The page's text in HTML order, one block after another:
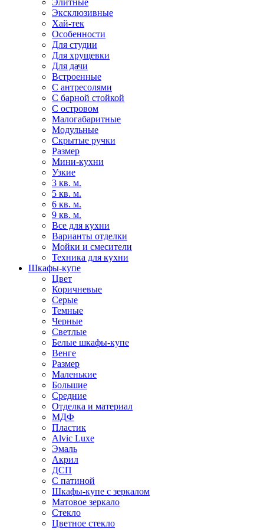
Элитные
Эксклюзивные
Хай-тек
Особенности
Для студии
Для хрущевки
Для дачи
Встроенные
С антресолями
С барной стойкой
С островом
Малогабаритные
Модульные
Скрытые ручки
Размер
Мини-кухни
Узкие
3 кв. м.
5 кв. м.
6 кв. м.
9 кв. м.
Все для кухни
Варианты отделки
Мойки и смесители
Техника для кухни
Шкафы-купе
Цвет
Коричневые
Серые
Темные
Черные
Светлые
Белые шкафы-купе
Венге
Размер
Маленькие
Большие
Средние
Отделка и материал
МДФ
Пластик
Alvic Luxe
Эмаль
Акрил
ДСП
С патиной
Шкафы-купе с зеркалом
Матовое зеркало
Стекло
Цветное стекло